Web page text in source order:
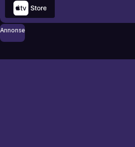
Annonse